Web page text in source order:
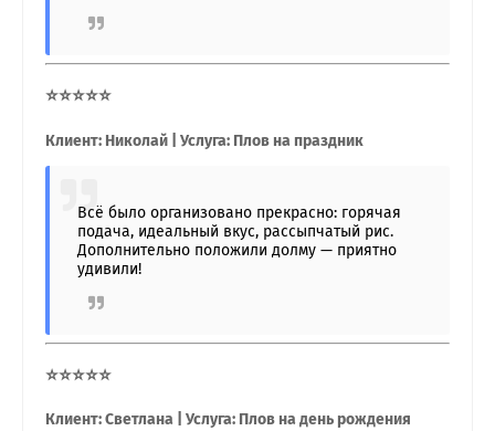
⭐⭐⭐⭐⭐
Клиент: Николай | Услуга: Плов на праздник
Всё было организовано прекрасно: горячая
подача, идеальный вкус, рассыпчатый рис.
Дополнительно положили долму — приятно
удивили!
⭐⭐⭐⭐⭐
Клиент: Светлана | Услуга: Плов на день рождения